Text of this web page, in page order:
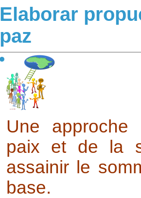
Elaborar
paz
Une approche
paix et de la
assainir le
base.